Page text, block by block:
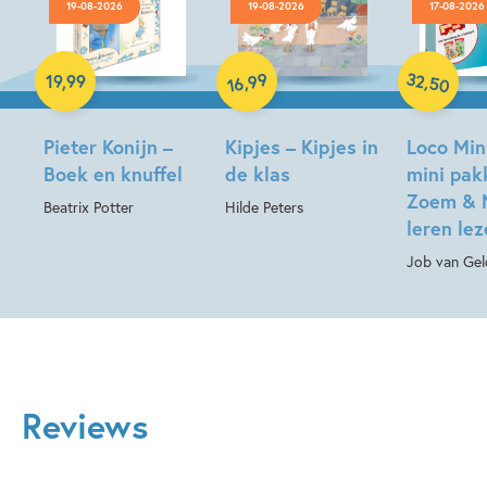
19-08-2026
Pieter Konijn –
Boek en knuffel
Beatrix Potter
19,99
Hardcover
19-08-2026
Kipjes – Kipjes in
de klas
Hilde Peters
16,99
Hardcover
17-08-2026
Loco
mini
Zoem &
leren
Job van
32,50
Paperback
Reviews